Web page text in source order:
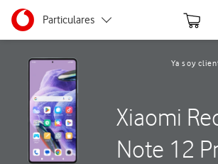
Ir a la pagina principal de vodafone.es
Menu navegación Segmento
Particulares
Autónomos
Pymes
Grandes empresas
y AA.PP.
Ya soy
Xiaomi
Note 12